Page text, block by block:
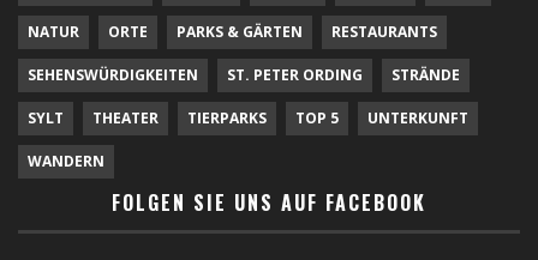
NATUR ORTE PARKS & GÄRTEN RESTAURANTS
SEHENSWÜRDIGKEITEN ST. PETER ORDING STRÄNDE
SYLT THEATER TIERPARKS TOP 5 UNTERKUNFT
WANDERN
FOLGEN SIE UNS AUF FACEBOOK